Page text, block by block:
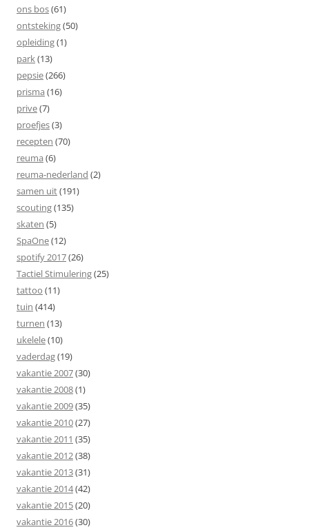
ons bos(61)
ontsteking(50)
opleiding(1)
park(13)
pepsie(266)
prisma (16)
prive(7)
proefjes(3)
recepten (70)
reuma (6)
reuma-nederland (2)
samen uit(191)
scouting(135)
skaten (5)
SpaOne(12)
spotify 2017(26)
Tactiel Stimulering(25)
tattoo (11)
tuin (414)
turnen (13)
ukelele(10)
vaderdag(19)
vakantie 2007(30)
vakantie 2008(1)
vakantie 2009(35)
vakantie 2010(27)
vakantie 2011 (35)
vakantie 2012(38)
vakantie 2013(31)
vakantie 2014(42)
vakantie 2015(20)
vakantie 2016(30)